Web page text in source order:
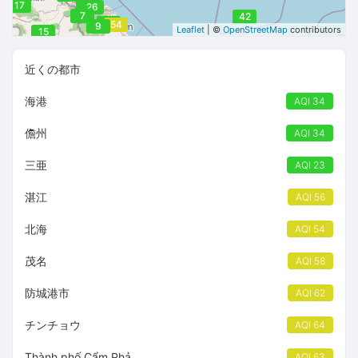
15
26
17
38
20
9 33
7 42
54 Leaflet | © OpenStreetMap contributors
近くの都市
海港 AQI 34
儋州 AQI 34
三亜 AQI 23
湛江 AQI 56
北海 AQI 54
茂名 AQI 58
防城港市 AQI 62
チンチョウ AQI 64